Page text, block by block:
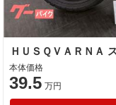
ＨＵＳＱＶＡＲＮＡ
本体価格
39.5 万円